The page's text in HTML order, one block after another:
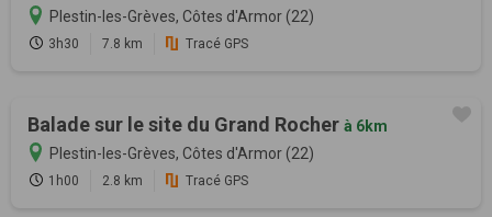
Plestin-les-Grèves, Côtes d'Armor (22)
3h30 7.8 km Tracé GPS
Balade sur le site du Grand Rocher à 6km
Plestin-les-Grèves, Côtes d'Armor (22)
1h00 2.8 km Tracé GPS